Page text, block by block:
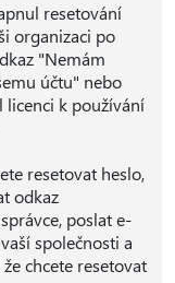
resetování
organizaci po
"Nemám
účtu" nebo
licenci k používání
resetovat heslo,
odkaz
poslat e-
společnosti a
chcete resetovat